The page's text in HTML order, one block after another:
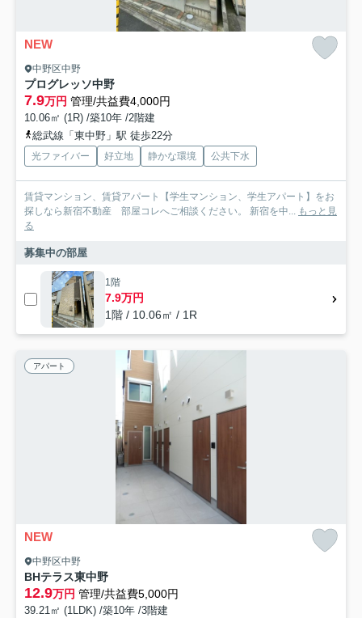
NEW
中野区中野
プログレッソ中野
7.9万円 管理/共益費4,000円
10.06㎡ (1R) /築10年 /2階建
総武線「東中野」駅 徒歩22分
光ファイバー 好立地 静かな環境 公共下水
賃貸マンション、賃貸アパート【学生マンション、学生アパート】をお
探しなら新宿不動産 部屋コレへご相談ください。 新宿を中... もっと見
る
募集中の部屋
1階
7.9万円
1階 / 10.06㎡ / 1R
アパート
NEW
中野区中野
BHテラス東中野
12.9万円 管理/共益費5,000円
39.21㎡ (1LDK) /築10年 /3階建